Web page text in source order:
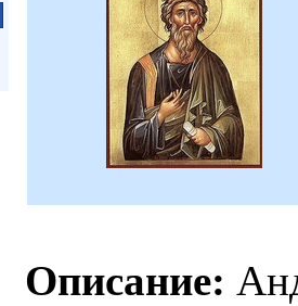
Описание: